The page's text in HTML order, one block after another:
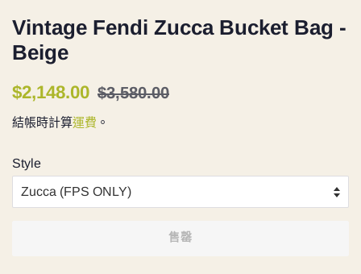
Vintage Fendi Zucca Bucket Bag -
Beige
定
$2,148.00 售
$3,580.00
結帳時計算運費 。
Style
售罄